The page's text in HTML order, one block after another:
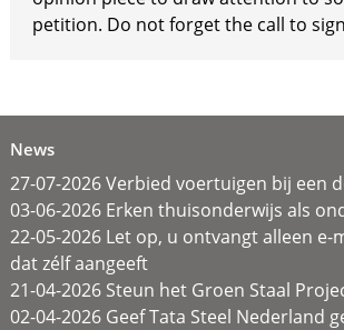
petition. Do not forget the call to
News
27-07-2026 Verbied voertuigen bij een
03-06-2026 Erken thuisonderwijs als
22-05-2026 Let op, u ontvangt alleen e-
dat zélf aangeeft
21-04-2026 Steun het Groen Staal
02-04-2026 Geef Tata Steel Nederland